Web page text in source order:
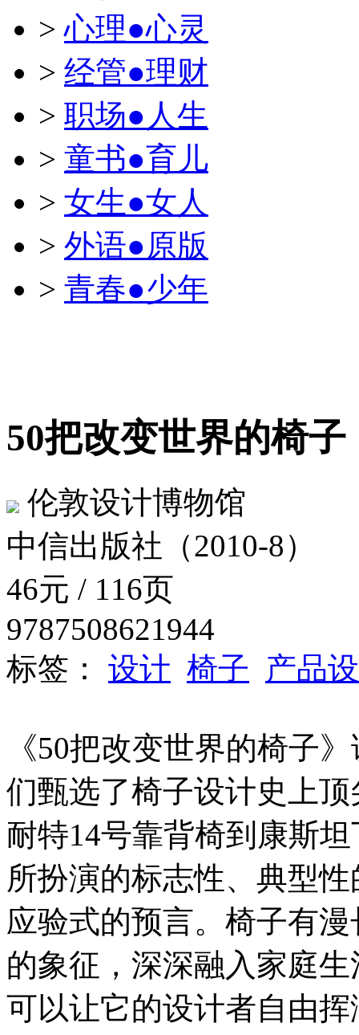
>心理●心灵
> 经管●理财
> 职场●人生
> 童书●育儿
> 女生●女人
> 外语●原版
> 青春●少年
50把改变世界的椅
伦敦设计博物馆
中信出版社（2010-8）
46元 / 116页
9787508621944
标签： 设计 椅子 产品
《50把改变世界的椅子
们甄选了椅子设计史上
耐特14号靠背椅到康斯
所扮演的标志性、典型
应验式的预言。椅子有
的象征，深深融入家庭
可以让它的设计者自由